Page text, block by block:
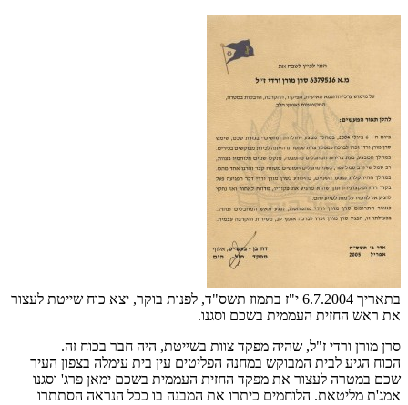
בתאריך 6.7.2004 י"ז בתמוז תשס"ד, לפנות בוקר, יצא כוח שייטת לעצור
את ראש החזית העממית בשכם וסגנו.
סרן מורן ורדי ז"ל, שהיה מפקד צוות בשייטת, היה חבר בכוח זה.
הכוח הגיע לבית המבוקש במחנה הפליטים עין בית עימלה בצפון העיר
שכם במטרה לעצור את מפקד החזית העממית בשכם ימאן פרג' וסגנו
אמג'ת מליטאת. הלוחמים כיתרו את המבנה בו ככל הנראה הסתתרו